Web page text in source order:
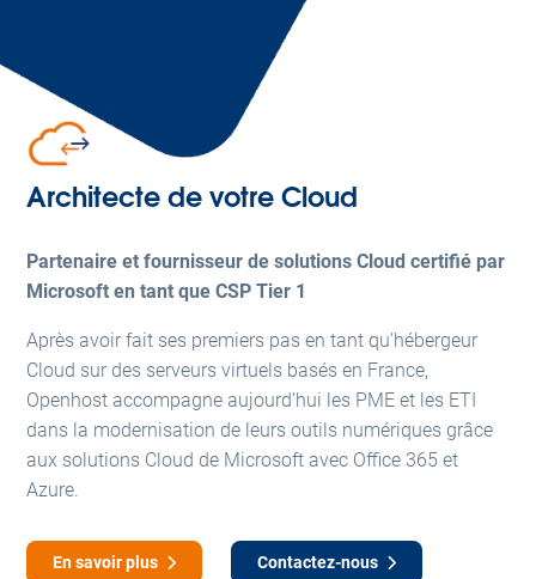
Architecte de votre Cloud
Partenaire et fournisseur de solutions Cloud certifié par
Microsoft en tant que CSP Tier 1
Après avoirfait ses premiers pas en tant qu’hébergeur
Cloud sur des serveurs virtuels basés en France,
Openhost accompagne aujourd’hui les PME et les ETI
dans la modernisation de leurs outils numériques grâce
aux solutions Cloud de Microsoft avec Office 365 et
Azure.
En savoir plus Contactez-nous